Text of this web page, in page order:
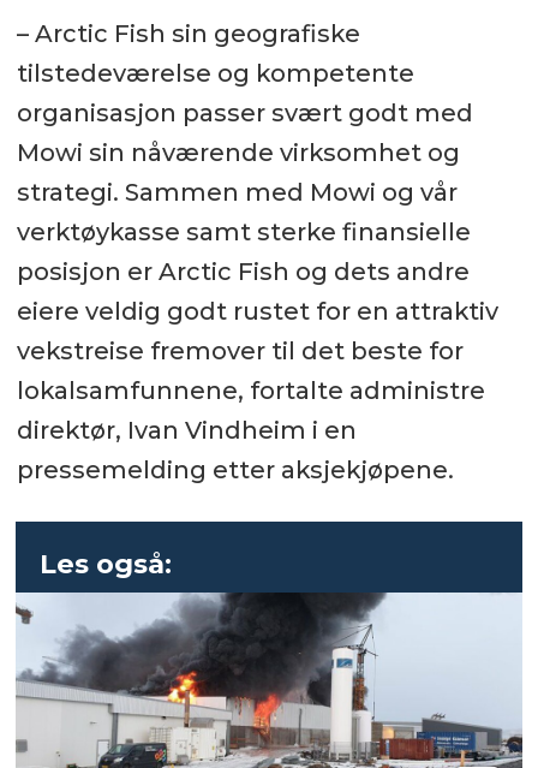
– Arctic Fish sin geografiske
tilstedeværelse og kompetente
organisasjon passer svært godt med
Mowi sin nåværende virksomhet og
strategi. Sammen med Mowi og vår
verktøykasse samt sterke finansielle
posisjon er Arctic Fish og dets andre
eiere veldig godt rustet for en attraktiv
vekstreise fremover til det beste for
lokalsamfunnene, fortalte administre
direktør, Ivan Vindheim i en
pressemelding etter aksjekjøpene.
Les også: